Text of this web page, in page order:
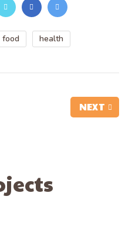
food health
NEXT